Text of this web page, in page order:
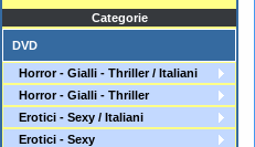
Categorie
DVD
Horror - Gialli - Thriller / Italiani
Horror - Gialli - Thriller
Erotici - Sexy / Italiani
Erotici - Sexy